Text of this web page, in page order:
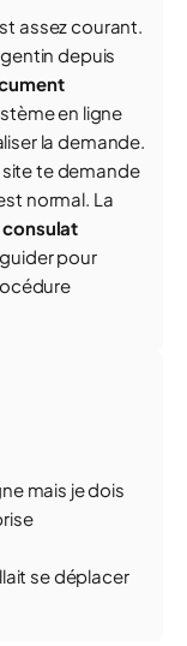
assez courant.
depuis
en ligne
la demande.
te demande
normal. La
consulat
pour
mais je dois
se déplacer